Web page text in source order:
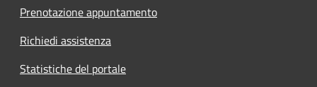
Prenotazione appuntamento
Richiedi assistenza
Statistiche del portale